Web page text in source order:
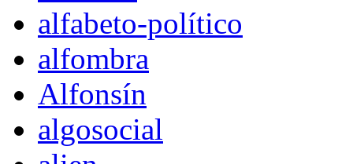
alfabeto-político
alfombra
Alfonsín
algosocial